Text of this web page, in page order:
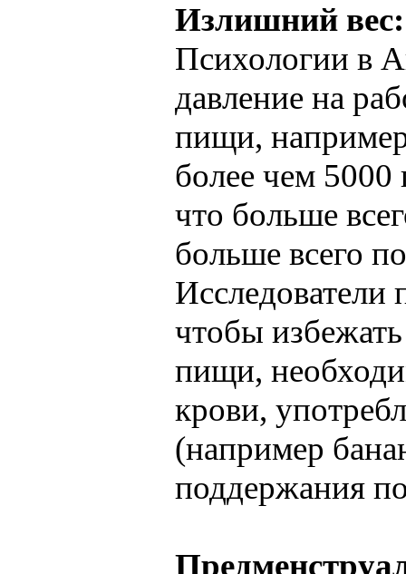
Излишний вес:
Психологии в
давление на
пищи,
более чем 5000
что больше
больше всего
чтобы
пищи,
крови,
(например
поддержания